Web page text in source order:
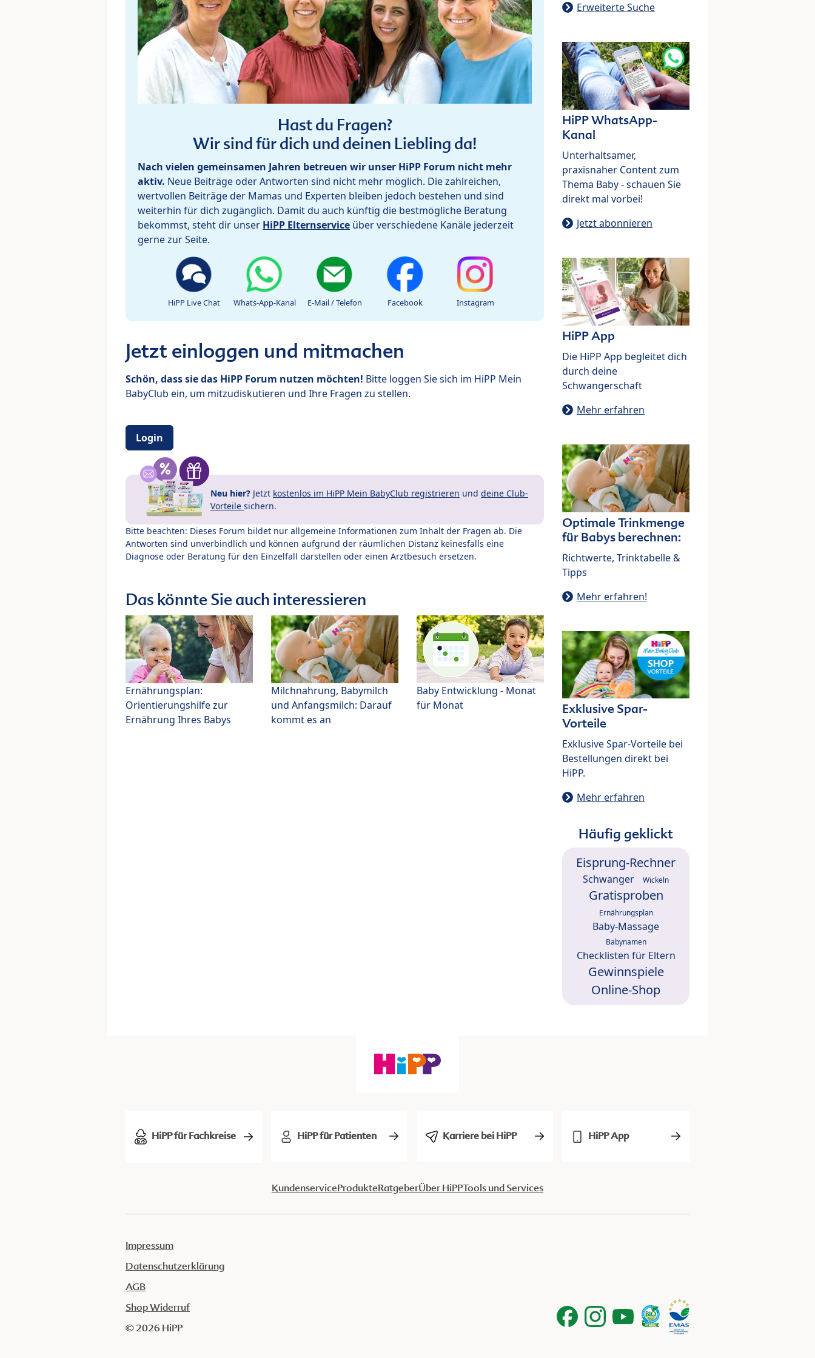
Hast du Fragen?
Wir sind für dich und deinen Liebling da!
Nach vielen gemeinsamen Jahren betreuen wir unser HiPP Forum nicht mehr
aktiv. Neue Beiträge oder Antworten sind nicht mehr möglich. Die zahlreichen,
wertvollen Beiträge der Mamas und Experten bleiben jedoch bestehen und sind
weiterhin für dich zugänglich. Damit du auch künftig die bestmögliche Beratung
bekommst, steht dir unser HiPP Elternservice über verschiedene Kanäle jederzeit
gerne zur Seite.
HiPP Live Chat Whats-App-Kanal E-Mail / Telefon Facebook Instagram
Jetzt einloggen und mitmachen
Schön, dass sie das HiPP Forum nutzen möchten! Bitte loggen Sie sich im HiPP Mein
BabyClub ein, um mitzudiskutieren und Ihre Fragen zu stellen.
Login
Neu hier? Jetzt kostenlos im HiPP Mein BabyClub registrieren und deine Club-
Vorteile sichern.
Bitte beachten: Dieses Forum bildet nur allgemeine Informationen zum Inhalt der Fragen ab. Die
Antworten sind unverbindlich und können aufgrund der räumlichen Distanz keinesfalls eine
Diagnose oder Beratung für den Einzelfall darstellen oder einen Arztbesuch ersetzen.
Das könnte Sie auch interessieren
Ernährungsplan:
Orientierungshilfe zur
Ernährung Ihres Babys
Milchnahrung, Babymilch
und Anfangsmilch: Darauf
kommt es an
Baby Entwicklung - Monat
für Monat
Erweiterte Suche
HiPP WhatsApp-
Kanal
Unterhaltsamer,
praxisnaher Content zum
Thema Baby - schauen Sie
direkt mal vorbei!
Jetzt abonnieren
HiPP App
Die HiPP App begleitet dich
durch deine
Schwangerschaft
Mehr erfahren
Optimale Trinkmenge
für Babys berechnen:
Richtwerte, Trinktabelle &
Tipps
Mehr erfahren!
Exklusive Spar-
Vorteile
Exklusive Spar-Vorteile bei
Bestellungen direkt bei
HiPP.
Mehr erfahren
Häufig geklickt
Eisprung-Rechner
Schwanger Wickeln
Gratisproben
Ernährungsplan
Baby-Massage
Babynamen
Checklisten für Eltern
Gewinnspiele
Online-Shop
HiPP für Fachkreise HiPP für Patienten Karriere bei HiPP HiPP App
KundenserviceProdukteRatgeberÜber HiPPTools und Services
Impressum
Datenschutzerklärung
AGB
Shop Widerruf
© 2026 HiPP